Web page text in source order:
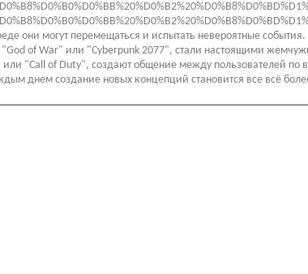
они могут перемещаться и испытать невероятные
"God of War" или "Cyberpunk 2077", стали настоящими
"Call of Duty", создают общение между пользователей по
днем создание новых концепций становится все всё